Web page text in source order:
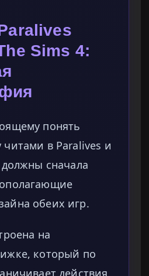
Sims 4:
понять
в Paralives и
сначала
обеих игр.
на
который по
действия